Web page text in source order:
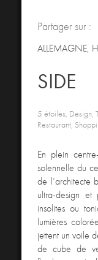
Partager sur :
ALLEMAGNE,
SIDE
5 étoiles, Design,
Restaurant,
En plein
solennelle du
de l’architecte
ultra-design et
insolites ou
lumières
jettent un voile
de cube de